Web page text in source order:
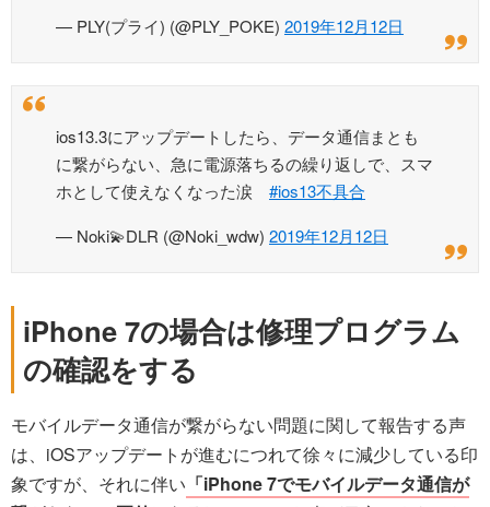
— PLY(プライ) (@PLY_POKE) 2019年12月12日
ios13.3にアップデートしたら、データ通信まとも
に繋がらない、急に電源落ちるの繰り返しで、スマ
ホとして使えなくなった涙 #ios13不具合
— Noki💫DLR (@Noki_wdw) 2019年12月12日
iPhone 7の場合は修理プログラム
の確認をする
モバイルデータ通信が繋がらない問題に関して報告する声
は、iOSアップデートが進むにつれて徐々に減少している印
象ですが、それに伴い 「iPhone 7でモバイルデータ通信が